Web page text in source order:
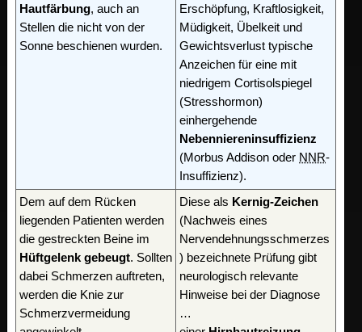
Hautfärbung, auch an
Stellen die nicht von der
Sonne beschienen wurden.
Erschöpfung, Kraftlosigkeit,
Müdigkeit, Übelkeit und
Gewichtsverlust typische
Anzeichen für eine mit
niedrigem Cortisolspiegel
(Stresshormon)
einhergehende
Nebenniereninsuffizienz
(Morbus Addison oder NNR-
Insuffizienz).
Dem auf dem Rücken
liegenden Patienten werden
die gestreckten Beine im
Hüftgelenk gebeugt. Sollten
dabei Schmerzen auftreten,
werden die Knie zur
Schmerzvermeidung
Diese als Kernig-Zeichen
(Nachweis eines
Nervendehnungsschmerzes
) bezeichnete Prüfung gibt
neurologisch relevante
Hinweise bei der Diagnose
…